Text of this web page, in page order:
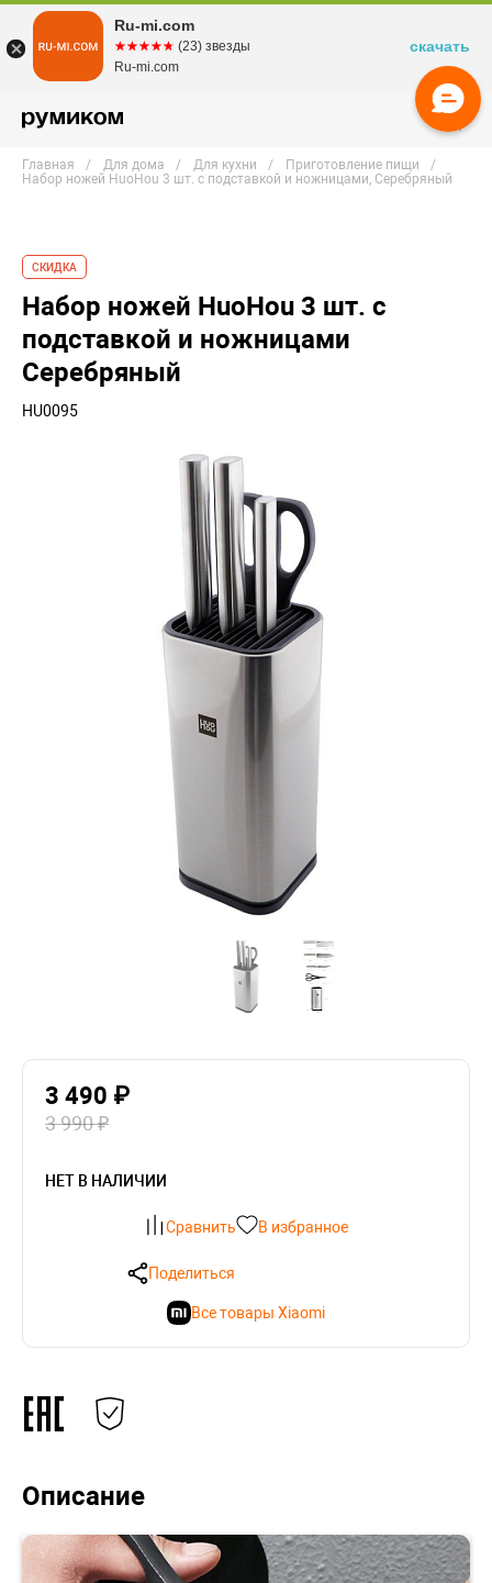
Главная Для дома Для кухни
Приготовление пищи
Набор ножей HuoHou 3 шт. c подставкой и ножницами, Серебряный
СКИДКА
Набор ножей HuoHou 3 шт. c
подставкой и ножницами
Серебряный
HU0095
3 490 ₽
3 990 ₽
НЕТ В НАЛИЧИИ
Сравнить В избранное
Поделиться
Все товары Xiaomi
Описание
Ru-mi.com
☆☆☆☆☆
★★★★★ (23) звезды
Ru-mi.com
скачать